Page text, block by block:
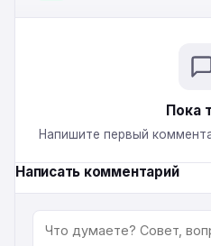
Пока
Напишите первый
Написать комментарий
КОММЕНТАРИЙ